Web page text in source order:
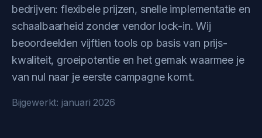
bedrijven: flexibele prijzen, snelle implementatie en
schaalbaarheid zonder vendor lock-in. Wij
beoordeelden vijftien tools op basis van prijs-
kwaliteit, groeipotentie en het gemak waarmee je
van nul naar je eerste campagne komt.
Bijgewerkt: januari 2026